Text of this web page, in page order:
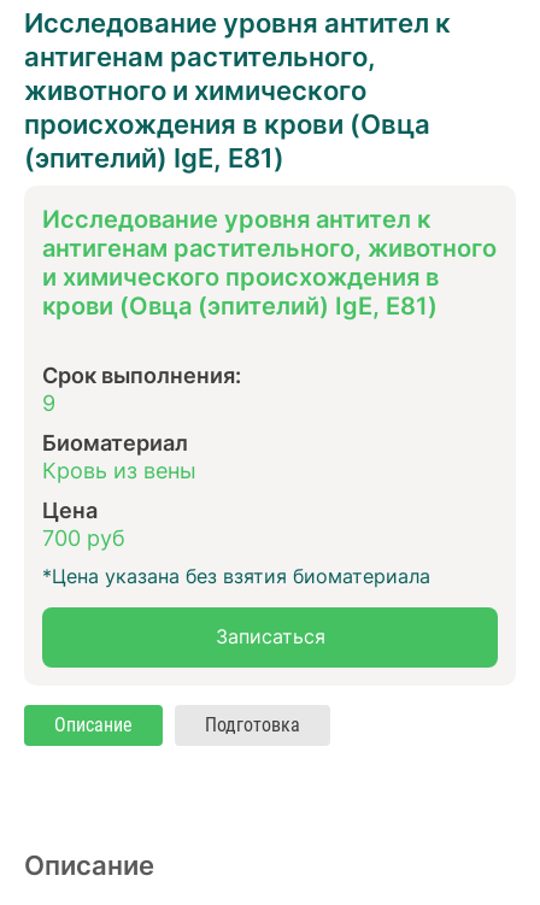
Исследование уровня антител к
антигенам растительного,
животного и химического
происхождения в крови (Овца
(эпителий) IgE, E81)
Исследование уровня антител к
антигенам растительного, животного
и химического происхождения в
крови (Овца (эпителий) IgE, E81)
Срок выполнения:
9
Биоматериал
Кровь из вены
Цена
700 руб
*Цена указана без взятия биоматериала
Записаться
Описание Подготовка
Описание